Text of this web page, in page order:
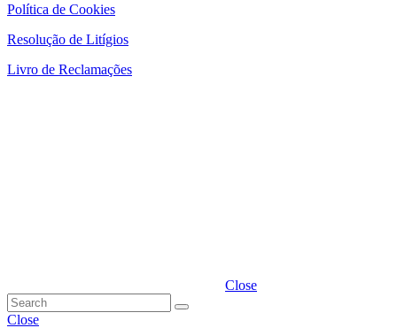
Política de Cookies
Resolução de Litígios
Livro de Reclamações
Close
Close